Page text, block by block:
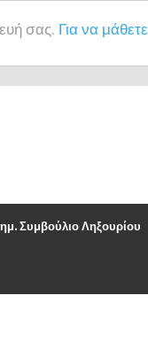
σας. Για να μάθετε
Συμβούλιο Ληξουρίου